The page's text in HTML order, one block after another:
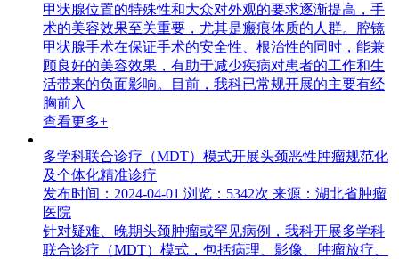
甲状腺位置的特殊性和大众对外观的要求逐渐提高，手
术的美容效果至关重要，尤其是瘢痕体质的人群。腔镜
甲状腺手术在保证手术的安全性、根治性的同时，能兼
顾良好的美容效果，有助于减少疾病对患者的工作和生
活带来的负面影响。目前，我科已常规开展的主要有经
胸前入
查看更多+
多学科联合诊疗（MDT）模式开展头颈恶性肿瘤规范化
及个体化精准诊疗
发布时间：2024-04-01 浏览：5342次 来源：湖北省肿瘤
医院
针对疑难、晚期头颈肿瘤或罕见病例，我科开展多学科
联合诊疗（MDT）模式，包括病理、影像、肿瘤放疗、